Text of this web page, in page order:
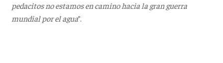
pedacitos no estamos en camino hacia la gran guerra
mundial por el agua”.